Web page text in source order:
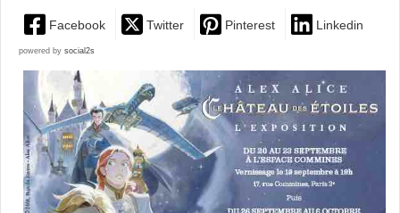
Facebook Twitter Pinterest Linkedin
powered by social2s